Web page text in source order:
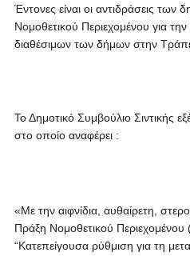
Έντονες είναι οι αντιδράσεις των
Νομοθετικού Περιεχομένου για
διαθέσιμων των δήμων στην
Το Δημοτικό Συμβούλιο Σιντικής
στο οποίο αναφέρει :
«Με την αιφνίδια, αυθαίρετη,
Πράξη Νομοθετικού
“Κατεπείγουσα ρύθμιση για τη